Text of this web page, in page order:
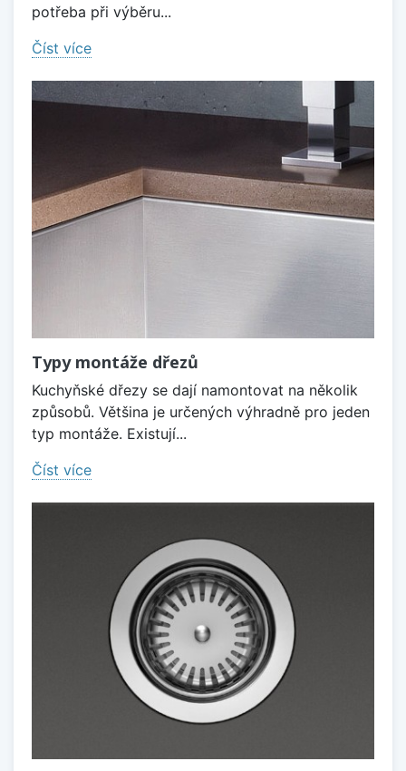
potřeba při výběru...
Číst více
Typy montáže dřezů
Kuchyňské dřezy se dají namontovat na několik
způsobů. Většina je určených výhradně pro jeden
typ montáže. Existují...
Číst více